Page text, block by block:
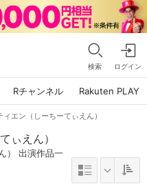
検索 ログイン
Rチャンネル Rakuten PLAY
ィエン（しーちーてぃえん）
ぃえん）
） 出演作品一